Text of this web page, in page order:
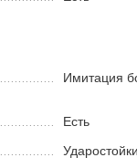
Имитация
Есть